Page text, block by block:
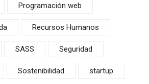
Programación web
Recursos Humanos
SASS Seguridad
Sostenibilidad startup